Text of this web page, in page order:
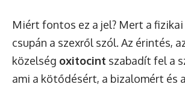
Miért fontos ez a jel? Mert a
csupán a szexről szól. Az érintés,
közelség oxitocint szabadít fel a
ami a kötődésért, a bizalomért és